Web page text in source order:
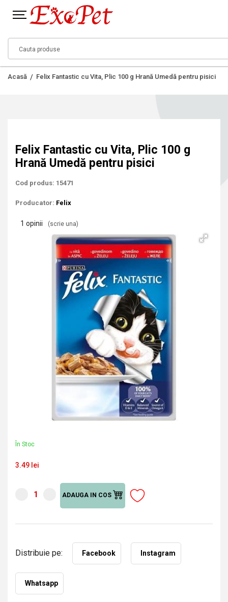
Acasă Felix Fantastic cu Vita, Plic 100 g Hrană Umedă pentru pisici
Felix Fantastic cu Vita, Plic 100 g
Hrană Umedă pentru pisici
Cod produs: 15471
Producator: Felix
1 opinii (scrie una)
În Stoc
3.49 lei
ADAUGA IN COS
Distribuie pe: Facebook Instagram
Whatsapp